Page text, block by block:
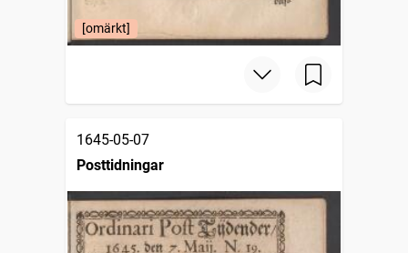
[omärkt]
1645-05-07
Posttidningar